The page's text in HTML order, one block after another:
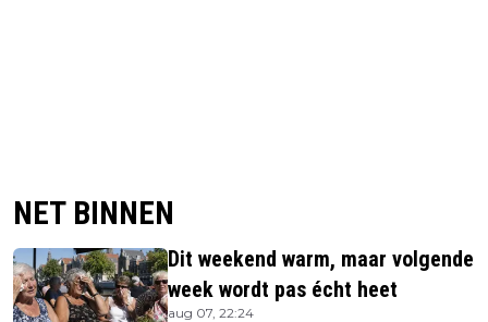
NET BINNEN
Dit weekend warm, maar volgende
week wordt pas écht heet
aug 07, 22:24